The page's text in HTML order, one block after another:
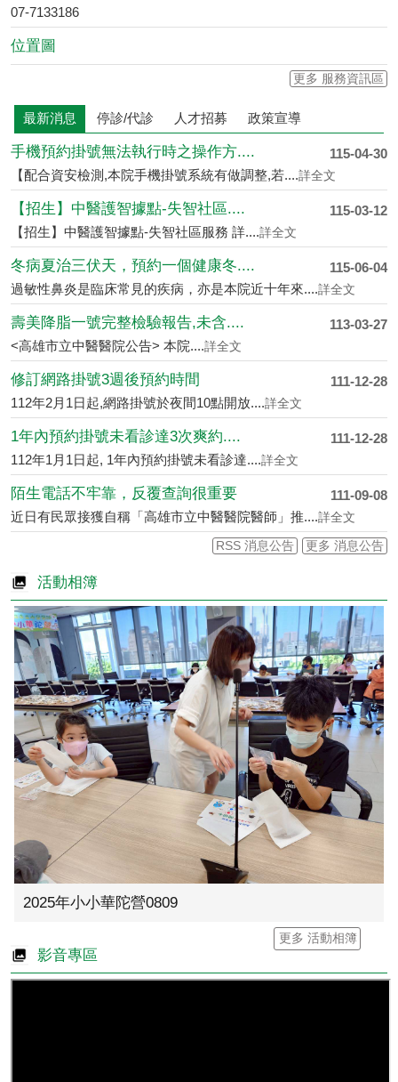
07-7133186
位置圖
更多 服務資訊區
最新消息 停診/代診 人才招募 政策宣導
115-04-30
手機預約掛號無法執行時之操作方....
【配合資安檢測,本院手機掛號系統有做調整,若....詳全文
115-03-12
【招生】中醫護智據點-失智社區....
【招生】中醫護智據點-失智社區服務 詳....詳全文
115-06-04
冬病夏治三伏天，預約一個健康冬....
過敏性鼻炎是臨床常見的疾病，亦是本院近十年來....詳全文
113-03-27
壽美降脂一號完整檢驗報告,未含....
<高雄市立中醫醫院公告> 本院....詳全文
111-12-28
修訂網路掛號3週後預約時間
112年2月1日起,網路掛號於夜間10點開放....詳全文
111-12-28
1年內預約掛號未看診達3次爽約....
112年1月1日起, 1年內預約掛號未看診達....詳全文
111-09-08
陌生電話不牢靠，反覆查詢很重要
近日有民眾接獲自稱「高雄市立中醫醫院醫師」推....詳全文
RSS 消息公告 更多 消息公告
活動相簿
2025年小小華陀營0809
更多 活動相簿
影音專區